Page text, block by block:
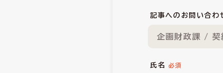
記事へのお問い合わ
企画財政課 / 契
氏名